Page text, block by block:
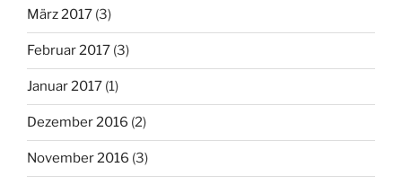
März 2017 (3)
Februar 2017 (3)
Januar 2017 (1)
Dezember 2016 (2)
November 2016 (3)